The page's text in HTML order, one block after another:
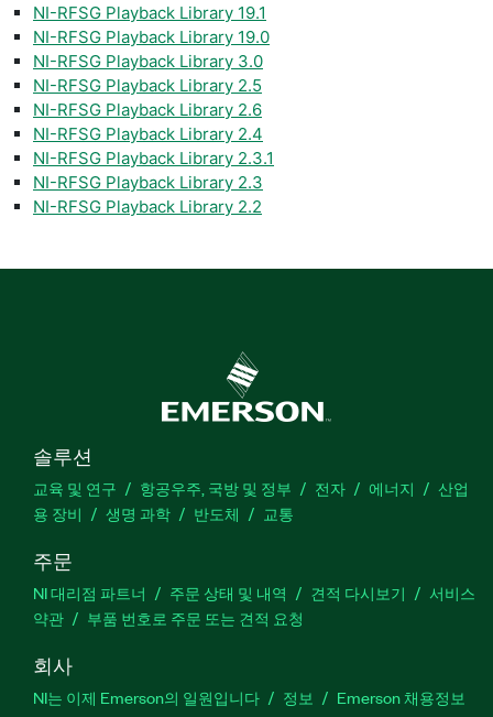
NI-RFSG Playback Library 19.1
NI-RFSG Playback Library 19.0
NI-RFSG Playback Library 3.0
NI-RFSG Playback Library 2.5
NI-RFSG Playback Library 2.6
NI-RFSG Playback Library 2.4
NI-RFSG Playback Library 2.3.1
NI-RFSG Playback Library 2.3
NI-RFSG Playback Library 2.2
솔루션
교육 및 연구 항공우주, 국방 및 정부 전자 에너지
산업
용 장비
생명 과학 반도체 교통
주문
NI 대리점 파트너 주문 상태 및 내역 견적 다시보기
서비스
약관
부품 번호로 주문 또는 견적 요청
회사
NI는 이제 Emerson의 일원입니다 정보
Emerson 채용정보